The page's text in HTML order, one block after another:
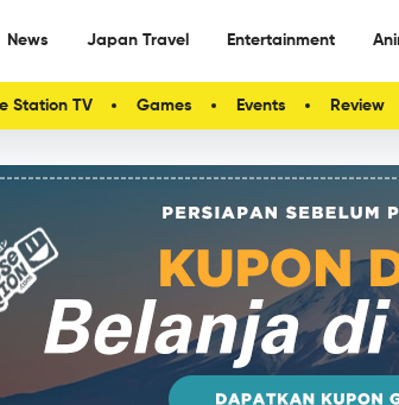
News Japan Travel Entertainment
Station TV Games Events Review